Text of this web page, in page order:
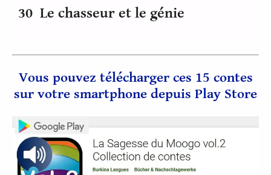
30 Le chasseur et le génie
Vous pouvez télécharger ces 15 contes
sur votre smartphone depuis Play Store